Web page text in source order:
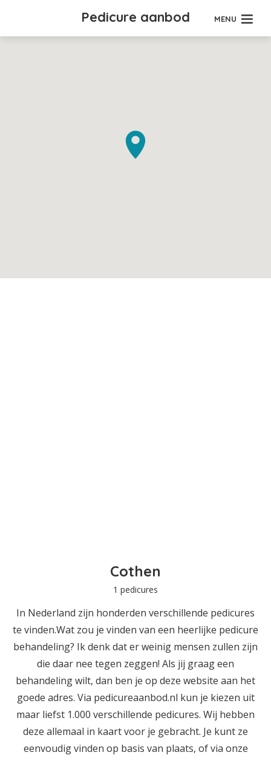
Pedicure aanbod MENU
Cothen
1 pedicures
In Nederland zijn honderden verschillende pedicures
te vinden.Wat zou je vinden van een heerlijke pedicure
behandeling? Ik denk dat er weinig mensen zullen zijn
die daar nee tegen zeggen! Als jij graag een
behandeling wilt, dan ben je op deze website aan het
goede adres. Via pedicureaanbod.nl kun je kiezen uit
maar liefst 1.000 verschillende pedicures. Wij hebben
deze allemaal in kaart voor je gebracht. Je kunt ze
eenvoudig vinden op basis van plaats, of via onze